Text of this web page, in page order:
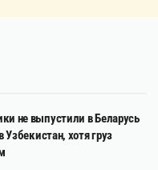
не выпустили в Беларусь
Узбекистан, хотя груз